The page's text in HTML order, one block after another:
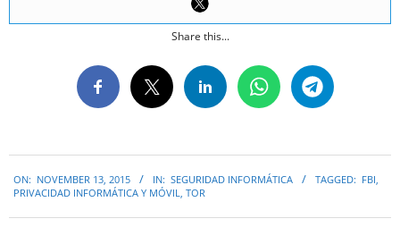
Share this...
11-
ON: NOVEMBER 13, 2015 IN: SEGURIDAD INFORMÁTICA TAGGED: FBI,
PRIVACIDAD INFORMÁTICA Y MÓVIL, TOR